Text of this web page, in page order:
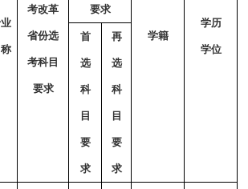
考改革
省份选
考科目
要求
要求
学籍
学历
学位
首
选
科
目
要
求
再
选
科
目
要
求